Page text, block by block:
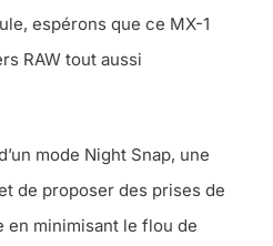
espérons que ce MX-1
RAW tout aussi
mode Night Snap, une
de proposer des prises de
en minimisant le flou de